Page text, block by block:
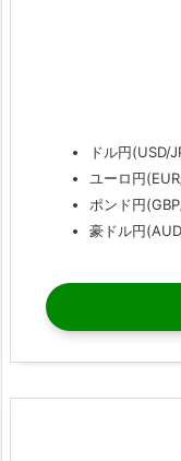
ドル円(USD/
ユーロ円
ポンド円
豪ドル円